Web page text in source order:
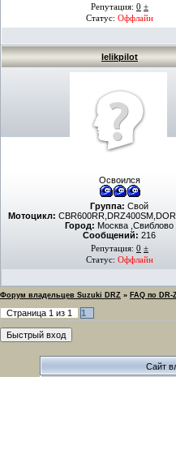
Репутация: 0 ±
Статус: Оффлайн
lelikpilot
Освоился
Группа: Свой
Мотоцикл:
Город: Москва ,Свиблово
Сообщений: 216
Репутация: 0 ±
Статус: Оффлайн
Форум владельцев Suzuki DRZ » FAQ по DR-
Страница 1 из 1 1
Сайт